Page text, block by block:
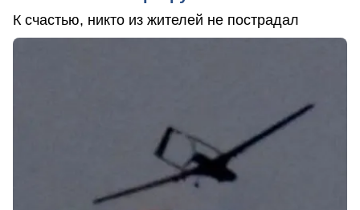
К счастью, никто из жителей не пострадал